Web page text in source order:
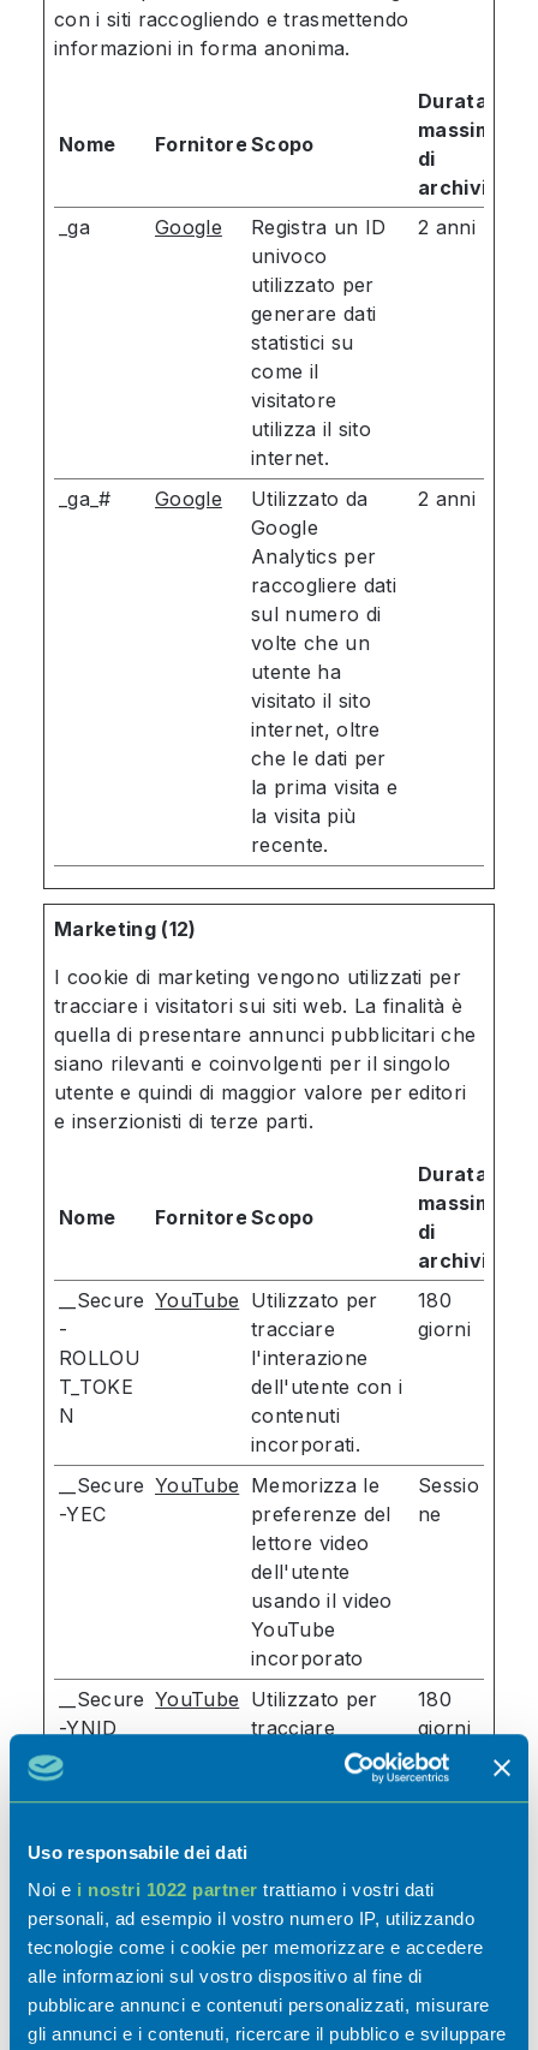
Uso responsabile dei dati
Noi e i nostri 1022 partner trattiamo i vostri dati
personali, ad esempio il vostro numero IP, utilizzando
tecnologie come i cookie per memorizzare e accedere
alle informazioni sul vostro dispositivo al fine di
pubblicare annunci e contenuti personalizzati, misurare
gli annunci e i contenuti, ricercare il pubblico e sviluppare
con i siti raccogliendo e trasmettendo
informazioni in forma anonima.
Nome Fornitore Scopo
Durata
massima
di
_ga
Google
Registra un ID
univoco
utilizzato per
generare dati
statistici su
come il
visitatore
utilizza il sito
internet.
2 anni
_ga_# Google
Utilizzato da
Google
Analytics per
raccogliere dati
sul numero di
volte che un
utente ha
visitato il sito
internet, oltre
che le dati per
la prima visita e
la visita più
recente.
2 anni
Marketing (12)
I cookie di marketing vengono utilizzati per
tracciare i visitatori sui siti web. La finalità è
quella di presentare annunci pubblicitari che
siano rilevanti e coinvolgenti per il singolo
utente e quindi di maggior valore per editori
e inserzionisti di terze parti.
Nome Fornitore Scopo
Durata
massima
di
__Secure
-
ROLLOU
T_TOKE
N
YouTube Utilizzato per
tracciare
l'interazione
dell'utente con i
contenuti
incorporati.
180
giorni
__Secure
-YEC
YouTube Memorizza le
preferenze del
lettore video
dell'utente
usando il video
YouTube
incorporato
Sessio
ne
__Secure
-YNID
YouTube Utilizzato per
tracciare
l'interazione
dell'utente con i
180
giorni
LAST_R
ESULT_E
NTRY_K
EY
YouTube Utilizzato per
tracciare
l'interazione
dell'utente con i
contenuti
incorporati.
Sessio
ne